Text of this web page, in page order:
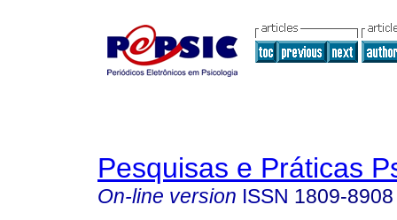
Pesquisas e Práticas
On-line version ISSN 1809-8908